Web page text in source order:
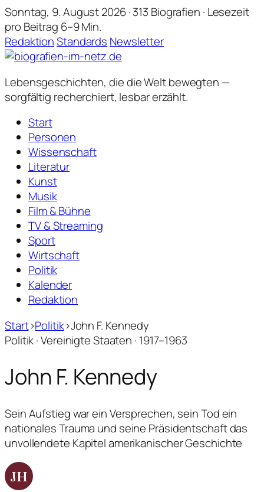
Sonntag, 9. August 2026 · 313 Biografien · Lesezeit
pro Beitrag 6–9 Min.
RedaktionStandards Newsletter
Lebensgeschichten, die die Welt bewegten —
sorgfältig recherchiert, lesbar erzählt.
Start
Personen
Wissenschaft
Literatur
Kunst
Musik
Film & Bühne
TV & Streaming
Sport
Wirtschaft
Politik
Kalender
Redaktion
Start›Politik›John F. Kennedy
Politik · Vereinigte Staaten · 1917–1963
John F. Kennedy
Sein Aufstieg war ein Versprechen, sein Tod ein
nationales Trauma und seine Präsidentschaft das
unvollendete Kapitel amerikanischer Geschichte
JH